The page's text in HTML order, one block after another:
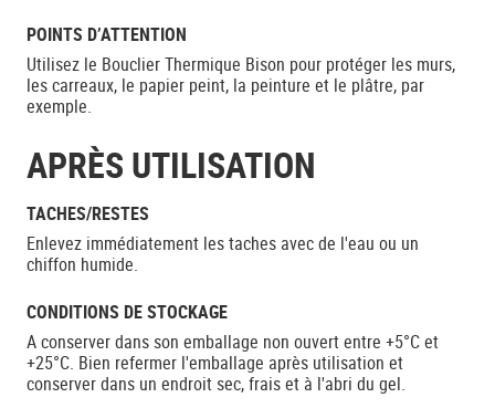
POINTS D’ATTENTION
Utilisez le Bouclier Thermique Bison pour protéger les murs,
les carreaux, le papier peint, la peinture et le plâtre, par
exemple.
APRÈS UTILISATION
TACHES/RESTES
Enlevez immédiatement les taches avec de l'eau ou un
chiffon humide.
CONDITIONS DE STOCKAGE
A conserver dans son emballage non ouvert entre +5°C et
+25°C. Bien refermer l'emballage après utilisation et
conserver dans un endroit sec, frais et à l'abri du gel.